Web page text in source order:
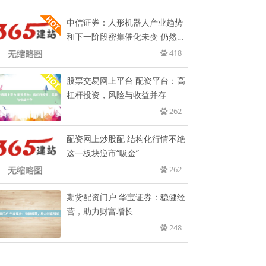
中信证券：人形机器人产业趋势
和下一阶段密集催化未变 仍然坚
418
股票交易网上平台 配资平台：高
杠杆投资，风险与收益并存
262
配资网上炒股配 结构化行情不绝
这一板块逆市“吸金”
262
期货配资门户 华宝证券：稳健经
营，助力财富增长
248